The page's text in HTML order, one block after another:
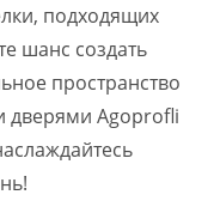
подходящих
шанс создать
пространство
дверями Agoprofli